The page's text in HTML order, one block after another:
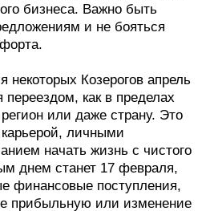
бизнеса. Важно быть
и не бояться
некоторых Козерогов апрель
как в пределах
или даже страну. Это
личными
начать жизнь с чистого
днем станет 17 февраля,
финансовые поступления,
прибыльную или изменение